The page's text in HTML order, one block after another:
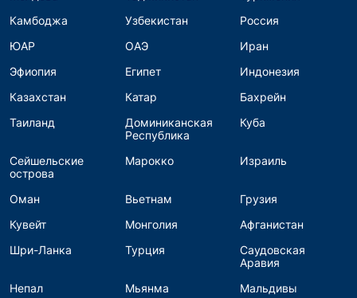
Камбоджа
Узбекистан
Россия
ЮАР
ОАЭ
Иран
Эфиопия
Египет
Индонезия
Казахстан
Катар
Бахрейн
Таиланд
Доминиканская
Республика
Куба
Сейшельские
острова
Марокко Израиль
Оман Вьетнам
Грузия
Кувейт
Монголия
Афганистан
Шри-Ланка
Турция
Саудовская
Аравия
Непал
Мьянма
Мальдивы